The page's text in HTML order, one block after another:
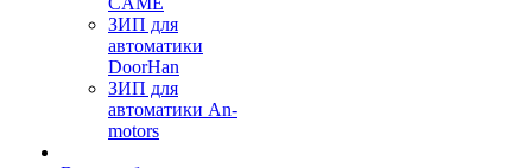
ЗИП для
автоматики
DoorHan
ЗИП для
автоматики An-
motors